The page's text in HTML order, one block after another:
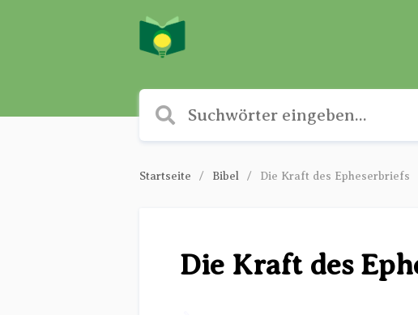
Startseite Bibel Die Kraft des Epheserbriefs
Die Kraft des